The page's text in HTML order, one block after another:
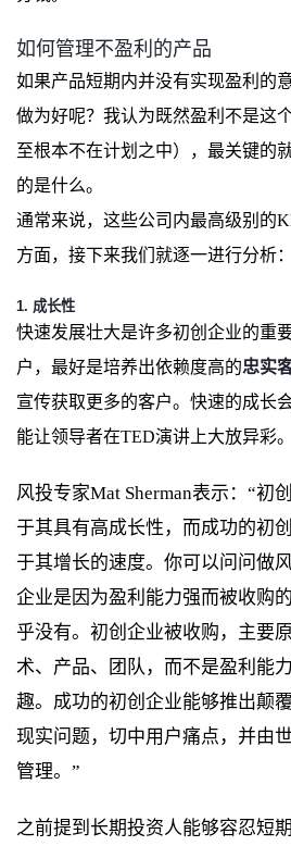
如何管理不盈利的产品
如果产品短期内并没有实现盈利的
做为好呢？我认为既然盈利不是这
至根本不在计划之中），最关键的
的是什么。
通常来说，这些公司内最高级别的
方面，接下来我们就逐一进行分析：
1. 成长性
快速发展壮大是许多初创企业的重
户，最好是培养出依赖度高的忠实
宣传获取更多的客户。快速的成长
能让领导者在TED演讲上大放异彩。
风投专家Mat Sherman表示：“初
于其具有高成长性，而成功的初
于其增长的速度。你可以问问做
企业是因为盈利能力强而被收购
乎没有。初创企业被收购，主要
术、产品、团队，而不是盈利能
趣。成功的初创企业能够推出颠
现实问题，切中用户痛点，并由
管理。”
之前提到长期投资人能够容忍短